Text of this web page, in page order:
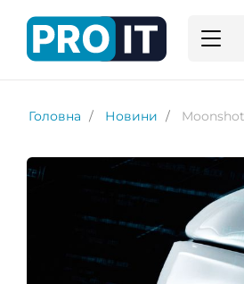
Головна Новини